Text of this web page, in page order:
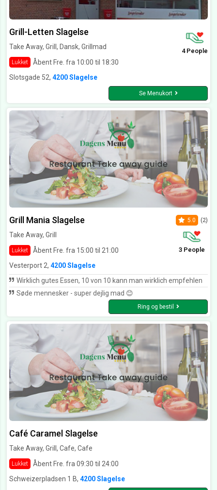
Grill-Letten Slagelse
Take Away, Grill, Dansk, Grillmad
Lukket Åbent Fre. fra 10:00 til 18:30
4 People
Slotsgade 52, 4200 Slagelse
Se Menukort
Grill Mania Slagelse
Take Away, Grill
Lukket Åbent Fre. fra 15:00 til 21:00
5.0 (2)
3 People
Vesterport 2, 4200 Slagelse
Wirklich gutes Essen, 10 von 10 kann man wirklich empfehlen
Søde mennesker - super dejlig mad 😊
Ring og bestil
Café Caramel Slagelse
Take Away, Grill, Cafe, Cafe
Lukket
Åbent Fre. fra 09:30 til 24:00
Schweizerpladsen 1 B, 4200 Slagelse